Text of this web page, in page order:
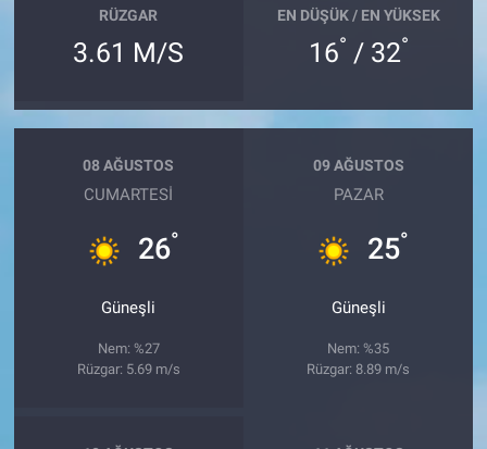
RÜZGAR
3.61 M/S
EN DÜŞÜK / EN YÜKSEK
16° / 32°
08 AĞUSTOS
CUMARTESI
26°
Güneşli
Nem: %27
Rüzgar: 5.69 m/s
09 AĞUSTOS
PAZAR
25°
Güneşli
Nem: %35
Rüzgar: 8.89 m/s